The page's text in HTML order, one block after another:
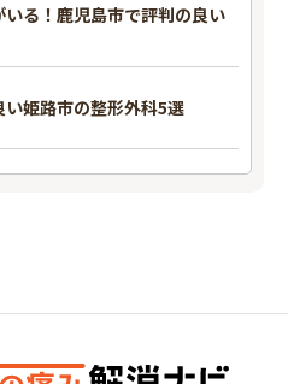
る！鹿児島市で評判の良い
姫路市の整形外科5選